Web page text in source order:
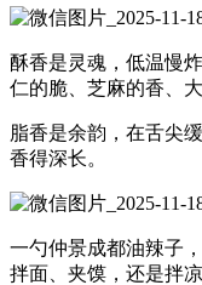
酥香是灵魂，低温慢
仁的脆、芝麻的香、
脂香是余韵，在舌尖
香得深长。
一勺仲景成都油辣子
拌面、夹馍，还是拌